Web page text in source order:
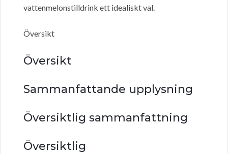
vattenmelonstilldrink ett idealiskt val.
Översikt
Översikt
Sammanfattande upplysning
Översiktlig sammanfattning
Översiktlig